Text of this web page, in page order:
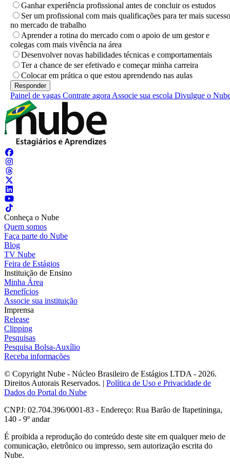
Ganhar experiência profissional antes de concluir os estudos
Ser um profissional com mais qualificações para ter mais sucesso
no mercado de trabalho
Aprender a rotina do mercado com o apoio de um gestor e
colegas com mais vivência na área
Desenvolver novas habilidades técnicas e comportamentais
Ter a chance de ser efetivado e começar minha carreira
Colocar em prática o que estou aprendendo nas aulas
Painel de vagas Contrate agora Associe sua escola Divulgue o
Conheça o Nube
Quem somos
Faça parte do Nube
Blog
TV Nube
Feira de Estágios
Instituição de Ensino
Minha Área
Benefícios
Associe sua instituição
Imprensa
Release
Clipping
Pesquisas
Pesquisa Bolsa-Auxílio
Receba informações
© Copyright Nube - Núcleo Brasileiro de Estágios LTDA - 2026.
Direitos Autorais Reservados. | Política de Uso e Privacidade de
Dados do Portal do Nube
CNPJ: 02.704.396/0001-83 - Endereço: Rua Barão de Itapetininga,
140 - 9º andar
É proibida a reprodução do conteúdo deste site em qualquer meio de
comunicação, eletrônico ou impresso, sem autorização escrita do
Nube.